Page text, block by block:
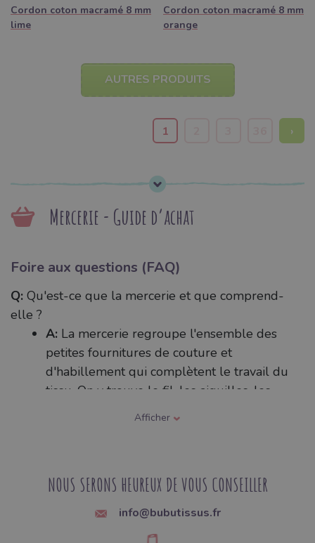
Cordon coton macramé 8 mm
lime
Cordon coton macramé 8 mm
orange
AUTRES PRODUITS
1 ›
Mercerie - Guide d’achat
Foire aux questions (FAQ)
Q: Qu'est-ce que la mercerie et que comprend-
elle ?
A: La mercerie regroupe l'ensemble des
petites fournitures de couture et
d'habillement qui complètent le travail du
tissu. On y trouve le fil, les aiguilles, les
fermetures éclair, les boutons, les boutons-
éléments décoratifs. Ce sont ces accessoires
qui maintiennent le vêtement assemblé et
assurent sa fermeture ou sa finition.
Afficher
NOUS SERONS HEUREUX DE VOUS CONSEILLER
info@bubutissus.fr